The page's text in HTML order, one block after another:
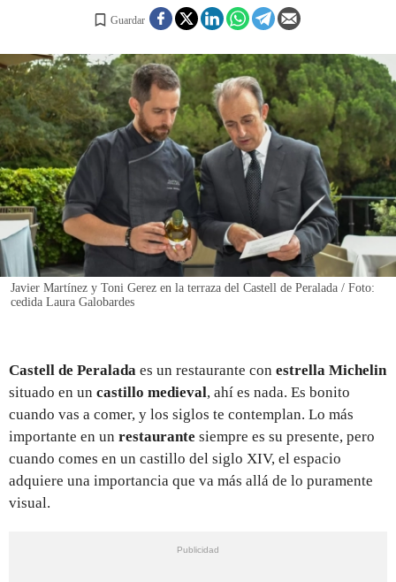
REGISTRO
INICIAR SESIÓN
Guardar
Javier Martínez y Toni Gerez en la terraza del Castell de Peralada / Foto:
cedida Laura Galobardes
Castell de Peralada es un restaurante con estrella Michelin
situado en un castillo medieval, ahí es nada. Es bonito
cuando vas a comer, y los siglos te contemplan. Lo más
importante en un restaurante siempre es su presente, pero
cuando comes en un castillo del siglo XIV, el espacio
adquiere una importancia que va más allá de lo puramente
visual.